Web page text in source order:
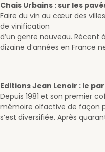
Chais Urbains : sur les
Faire du vin au cœur des
de vinification
d’un genre nouveau. Récent
dizaine d’années en France
Editions Jean Lenoir : le
Depuis 1981 et son premier
mémoire olfactive de façon
s’est diversifiée. Après